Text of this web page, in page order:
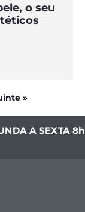
o seu
»
A SEXTA 8h